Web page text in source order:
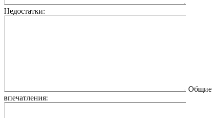
Недостатки:
Общие
впечатления: